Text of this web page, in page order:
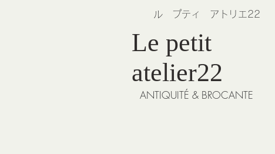
​ル プティ アトリエ22
Le petit
atelier22
ANTIQUITÉ & BROCANTE